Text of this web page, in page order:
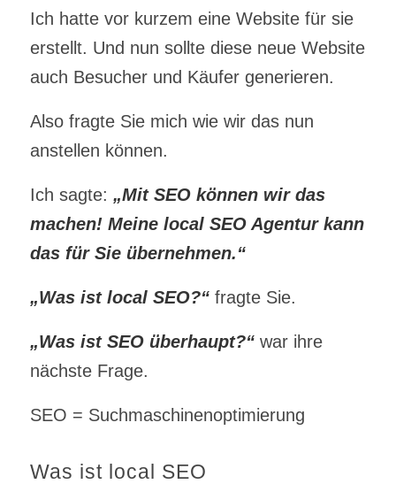
Ich hatte vor kurzem eine Website für sie
erstellt. Und nun sollte diese neue Website
auch Besucher und Käufer generieren.
Also fragte Sie mich wie wir das nun
anstellen können.
Ich sagte: „Mit SEO können wir das
machen! Meine local SEO Agentur kann
das für Sie übernehmen.“
„Was ist local SEO?“fragte Sie.
„Was ist SEO überhaupt?“war ihre
nächste Frage.
SEO = Suchmaschinenoptimierung
Was ist local SEO